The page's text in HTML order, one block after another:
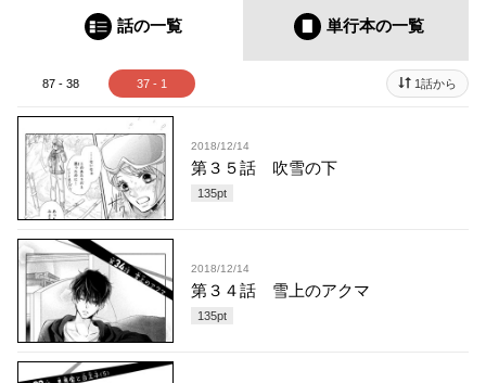
話の一覧 単行本の一覧
87 - 38 37 - 1 1話から
2018/12/14
第３５話 吹雪の下
135pt
2018/12/14
第３４話 雪上のアクマ
135pt